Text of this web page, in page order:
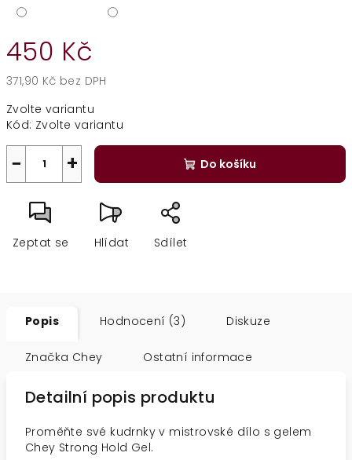
450 Kč
371,90 Kč bez DPH
cena:
Zvolte variantu
Kód: Zvolte variantu
+
− Do košíku
Zeptat se Hlídat Sdílet
Popis Hodnocení (3) Diskuze
Značka Chey Ostatní informace
Detailní popis produktu
Proměňte své kudrnky v mistrovské dílo s gelem
Chey Strong Hold Gel.